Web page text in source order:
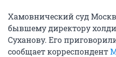
Хамовнический суд
бывшему директору
Суханову. Его
сообщает корреспондент